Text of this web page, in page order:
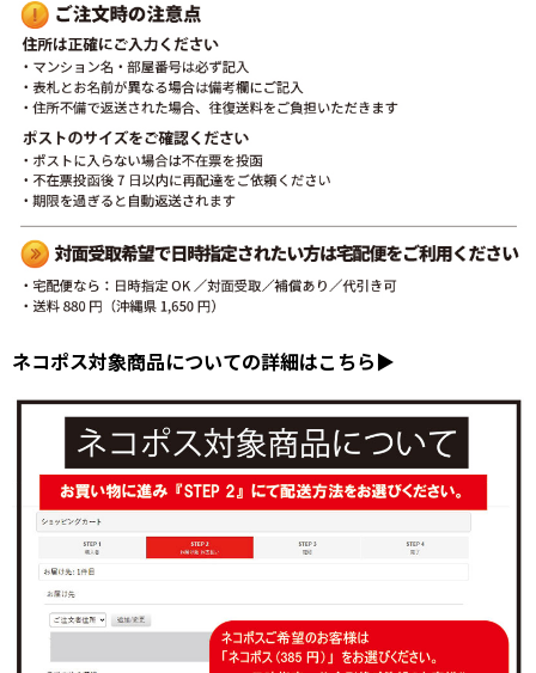
ネコポス対象商品についての詳細はこちら▶